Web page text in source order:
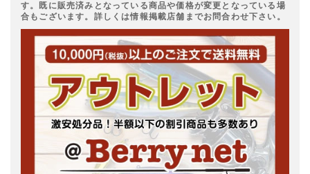
す。既に販売済みとなっている商品や価格が変更となっている場
合もございます。詳しくは情報掲載店舗までお問合わせ下さい。